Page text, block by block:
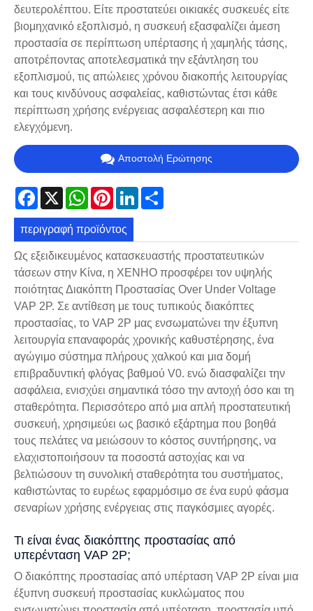
δευτερολέπτου. Είτε προστατεύει οικιακές συσκευές είτε
βιομηχανικό εξοπλισμό, η συσκευή εξασφαλίζει άμεση
προστασία σε περίπτωση υπέρτασης ή χαμηλής τάσης,
αποτρέποντας αποτελεσματικά την εξάντληση του
εξοπλισμού, τις απώλειες χρόνου διακοπής λειτουργίας
και τους κινδύνους ασφαλείας, καθιστώντας έτσι κάθε
περίπτωση χρήσης ενέργειας ασφαλέστερη και πιο
ελεγχόμενη.
Αποστολή Ερώτησης
Facebook
X WhatsApp
PinterestLinkedIn
περιγραφή προϊόντος
Ως εξειδικευμένος κατασκευαστής προστατευτικών
τάσεων στην Κίνα, η XENHO προσφέρει τον υψηλής
ποιότητας Διακόπτη Προστασίας Over Under Voltage
VAP 2P. Σε αντίθεση με τους τυπικούς διακόπτες
προστασίας, το VAP 2P μας ενσωματώνει την έξυπνη
λειτουργία επαναφοράς χρονικής καθυστέρησης, ένα
αγώγιμο σύστημα πλήρους χαλκού και μια δομή
επιβραδυντική φλόγας βαθμού V0. ενώ διασφαλίζει την
ασφάλεια, ενισχύει σημαντικά τόσο την αντοχή όσο και τη
σταθερότητα. Περισσότερο από μια απλή προστατευτική
συσκευή, χρησιμεύει ως βασικό εξάρτημα που βοηθά
τους πελάτες να μειώσουν το κόστος συντήρησης, να
ελαχιστοποιήσουν τα ποσοστά αστοχίας και να
βελτιώσουν τη συνολική σταθερότητα του συστήματος,
καθιστώντας το ευρέως εφαρμόσιμο σε ένα ευρύ φάσμα
σεναρίων χρήσης ενέργειας στις παγκόσμιες αγορές.
Τι είναι ένας διακόπτης προστασίας από
υπερένταση VAP 2P;
Ο διακόπτης προστασίας από υπέρταση VAP 2P είναι μια
έξυπνη συσκευή προστασίας κυκλώματος που